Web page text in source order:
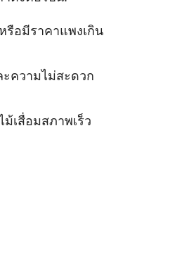
รือมีราคาแพงเกิน
ความไม่สะดวก
เสื่อมสภาพเร็ว